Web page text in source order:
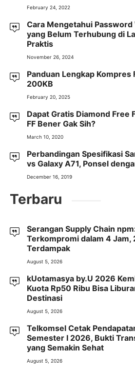
February 24, 2022
Cara Mengetahui Password
yang Belum Terhubung di
Praktis
November 26, 2024
Panduan Lengkap Kompres
200KB
February 20, 2025
Dapat Gratis Diamond Free
FF Bener Gak Sih?
March 10, 2020
Perbandingan Spesifikasi
vs Galaxy A71, Ponsel
December 16, 2019
Terbaru
Serangan Supply Chain
Terkompromi dalam 4 Jam,
Terdampak
August 5, 2026
kUotamasya by.U 2026
Kuota Rp50 Ribu Bisa
Destinasi
August 5, 2026
Telkomsel Cetak
Semester I 2026, Bukti
yang Semakin Sehat
August 5, 2026